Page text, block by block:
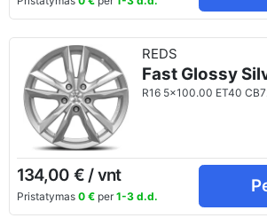
REDS
Fast Glossy
R16 5x100.00 ET40
134,00 € / vnt
Pristatymas 0 €per 1-3 d.d.